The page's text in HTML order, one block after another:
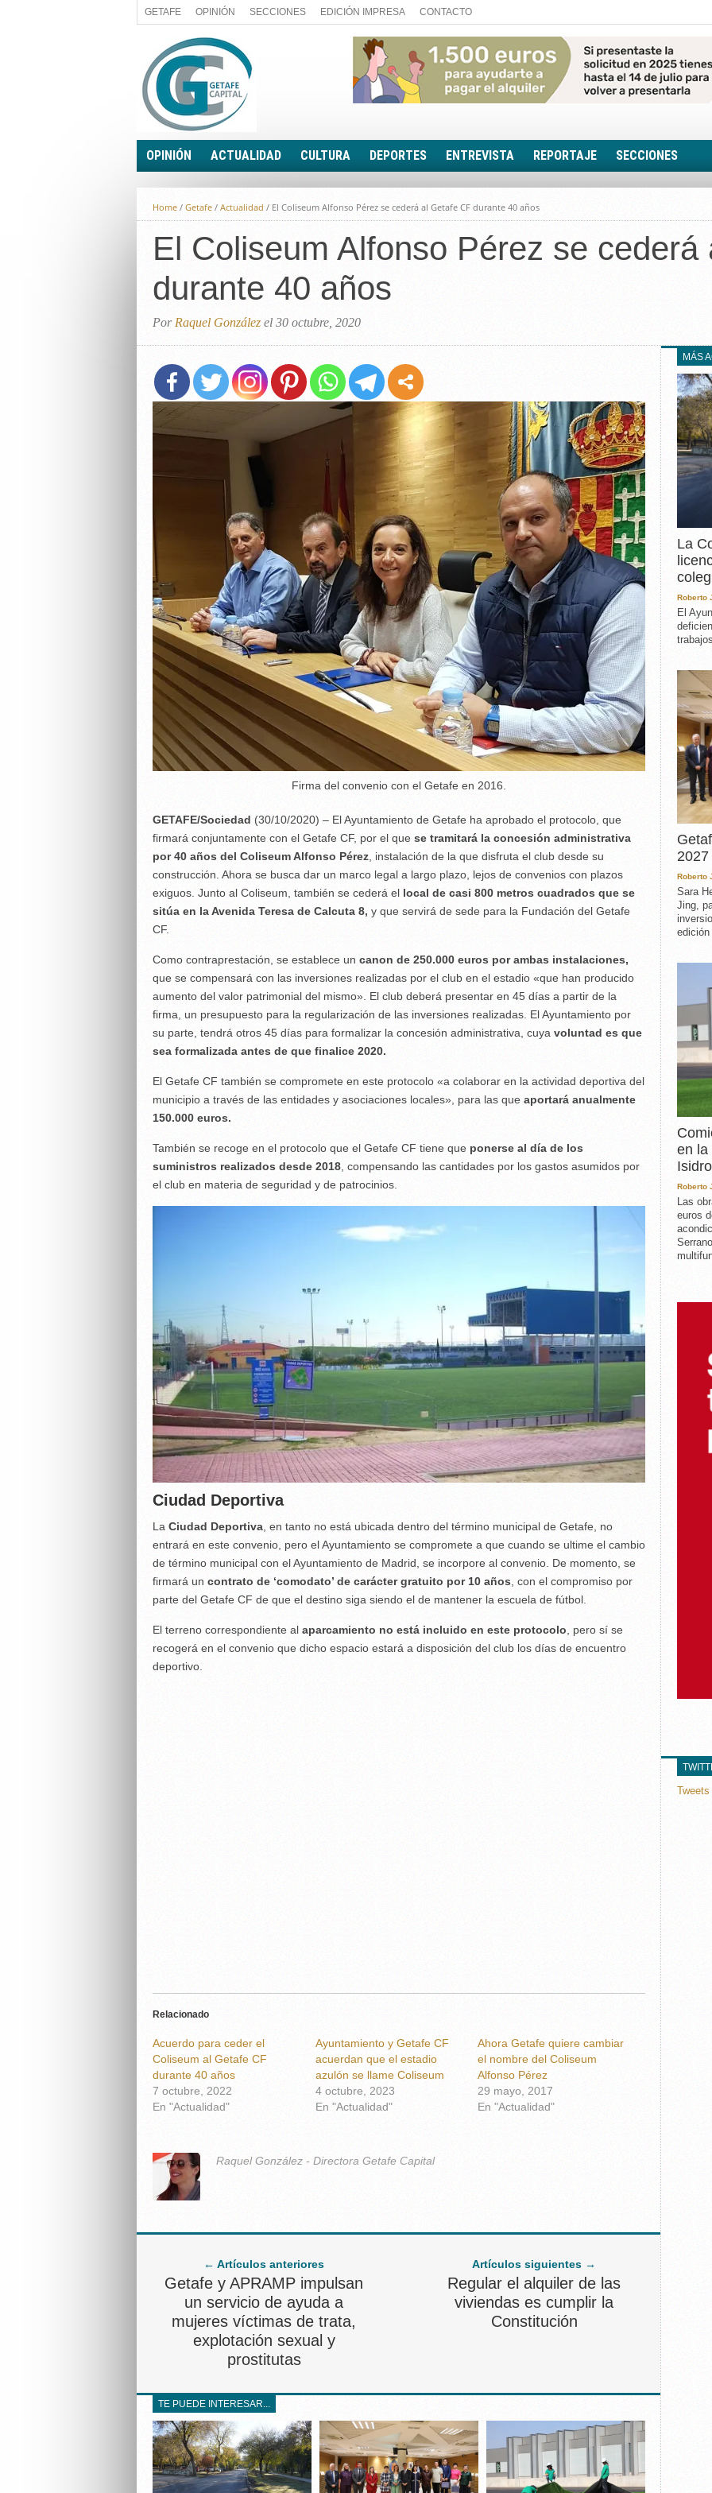
GETAFE OPINIÓN SECCIONES EDICIÓN IMPRESA CONTACTO
OPINIÓN
A FIN DE CUENTAS
PALABRA DE CONCEJAL
LA PIEDRA DE SÍSIFO
EL SACAPUNTAS
TODAS LAS BANDERAS
ROTAS
ACTUALIDAD
POLÍTICA
ECONOMÍA
SOCIEDAD
BREVES
CULTURA DEPORTES ENTREVISTA REPORTAJE SECCIONES
FOTONOTICIA
LOOK TOTAL
RINCÓN
LA VOZ DE LA
EXPERIENCIA
IN MEMORIAM
MEMORIA
UN MINUTO EN EL
MUSEO
VARIOS
Home / Getafe / Actualidad / El Coliseum Alfonso Pérez se cederá al Getafe CF durante 40 años
El Coliseum Alfonso Pérez se
durante 40 años
Por Raquel González el 30 octubre, 2020
Firma del convenio con el Getafe en 2016.
GETAFE/Sociedad (30/10/2020) – El Ayuntamiento de Getafe ha aprobado el protocolo, que
firmará conjuntamente con el Getafe CF, por el que se tramitará la concesión administrativa
por 40 años del Coliseum Alfonso Pérez , instalación de la que disfruta el club desde su
construcción. Ahora se busca dar un marco legal a largo plazo, lejos de convenios con plazos
exiguos. Junto al Coliseum, también se cederá el local de casi 800 metros cuadrados que se
sitúa en la Avenida Teresa de Calcuta 8, y que servirá de sede para la Fundación del Getafe
CF.
Como contraprestación, se establece un canon de 250.000 euros por ambas instalaciones,
que se compensará con las inversiones realizadas por el club en el estadio «que han producido
aumento del valor patrimonial del mismo». El club deberá presentar en 45 días a partir de la
firma, un presupuesto para la regularización de las inversiones realizadas. El Ayuntamiento por
su parte, tendrá otros 45 días para formalizar la concesión administrativa, cuya voluntad es que
sea formalizada antes de que finalice 2020.
El Getafe CF también se compromete en este protocolo «a colaborar en la actividad deportiva del
municipio a través de las entidades y asociaciones locales», para las que aportará anualmente
150.000 euros.
También se recoge en el protocolo que el Getafe CF tiene que ponerse al día de los
suministros realizados desde 2018 , compensando las cantidades por los gastos asumidos por
el club en materia de seguridad y de patrocinios.
Ciudad Deportiva
La Ciudad Deportiva , en tanto no está ubicada dentro del término municipal de Getafe, no
entrará en este convenio, pero el Ayuntamiento se compromete a que cuando se ultime el cambio
de término municipal con el Ayuntamiento de Madrid, se incorpore al convenio. De momento, se
firmará un contrato de ‘comodato’ de carácter gratuito por 10 años , con el compromiso por
parte del Getafe CF de que el destino siga siendo el de mantener la escuela de fútbol.
El terreno correspondiente al aparcamiento no está incluido en este protocolo , pero sí se
recogerá en el convenio que dicho espacio estará a disposición del club los días de encuentro
deportivo.
Relacionado
Acuerdo para ceder el
Coliseum al Getafe CF
durante 40 años
7 octubre, 2022
En "Actualidad"
Ayuntamiento y Getafe CF
acuerdan que el estadio
azulón se llame Coliseum
4 octubre, 2023
En "Actualidad"
Ahora Getafe quiere cambiar
el nombre del Coliseum
Alfonso Pérez
29 mayo, 2017
En "Actualidad"
Raquel González - Directora Getafe Capital
← Artículos anteriores
Getafe y APRAMP impulsan
un servicio de ayuda a
mujeres víctimas de trata,
explotación sexual y
prostitutas
Artículos siguientes →
Regular el alquiler de las
viviendas es cumplir la
Constitución
TE PUEDE INTERESAR...
MÁS
La
Roberto
El
2027
Roberto
Sara
Jing,
en la
Isidro
Roberto
Las
euros